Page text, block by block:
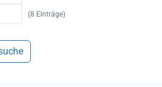
(8 Einträge)